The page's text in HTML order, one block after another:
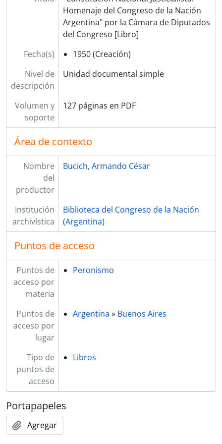
0047 - "El trabajo a través del pensamiento de Perón" de Secretaría de Prensa y Difusión, Presidencia Argentina [Libro]
0002 - "Apuntes de técnica de adoctrinamiento" de la Escuela Superior Peronista [Libro]
0048 - "Tres revoluciones militares" de Juan Perón [Libro]
SrBP - Boletas Partidarias
MCDL - Fondo Mabel Clelia Di Leo
PV - Colección Fotográfica Pablo Vicente (parte)
HCG - Colección Fotográfica César Gotta (parte, selección sobre peronismo)
FP - Fondo Felisa Pinto
CPCN - Colección Palacio del Congreso de la Nación
RRG - Fondo Rodolfo Rodriguez Gichou
Homenaje del Congreso de la Nación
Argentina" por la Cámara de Diputados
del Congreso [Libro]
Fecha(s)
1950 (Creación)
Nivel de
descripción
Unidad documental simple
Volumen y
soporte
127 páginas en PDF
Área de contexto
Nombre
del
productor
Bucich, Armando César
Institución
archivística
Biblioteca del Congreso de la Nación
(Argentina)
Puntos de acceso
Puntos de
acceso por
materia
Peronismo
Puntos de
acceso por
lugar
Argentina » Buenos Aires
Tipo de
puntos de
acceso
Libros
Portapapeles
Agregar